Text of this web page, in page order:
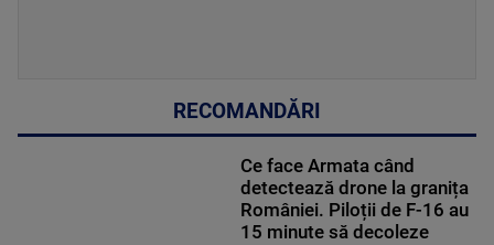
RECOMANDĂRI
Ce face Armata când
detectează drone la granița
României. Piloții de F-16 au
15 minute să decoleze